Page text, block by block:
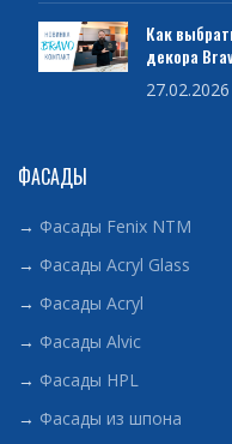
Как
декора
27.02.2026
ФАСАДЫ
→ Фасады Fenix NTM
→ Фасады Acryl Glass
→ Фасады Acryl
→ Фасады Alvic
→ Фасады HPL
→ Фасады из шпона